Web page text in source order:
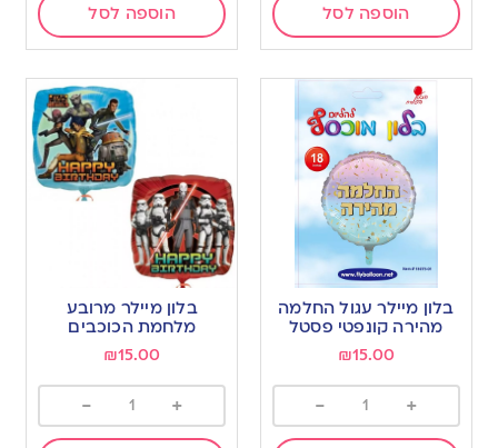
הוספה לסל הוספה לסל
בלון מיילר עגול החלמה
מהירה קונפטי פסטל
₪15.00
+
-
בלון מיילר מרובע
מלחמת הכוכבים
₪15.00
+
-